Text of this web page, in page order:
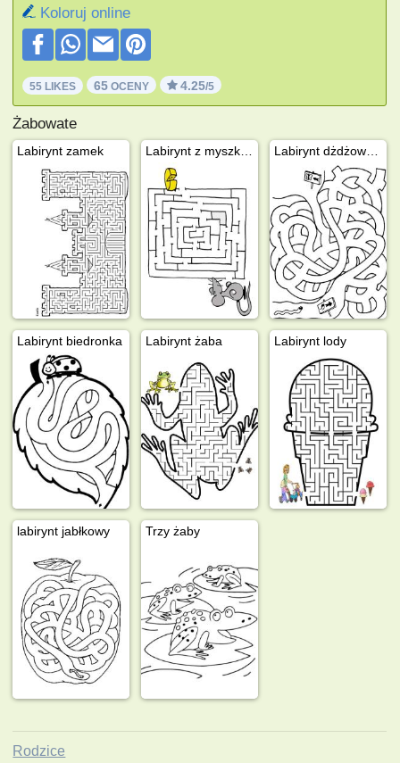
Koloruj online
55 LIKES 65 OCENY 4.25/5
Żabowate
Labirynt zamek
Labirynt biedronka Labirynt żaba Labirynt lody
labirynt jabłkowy Trzy żaby
Rodzice